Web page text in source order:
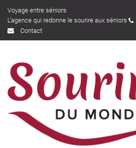
Voyage entre séniors
L’agence qui redonne le sourire aux séniors
Contact